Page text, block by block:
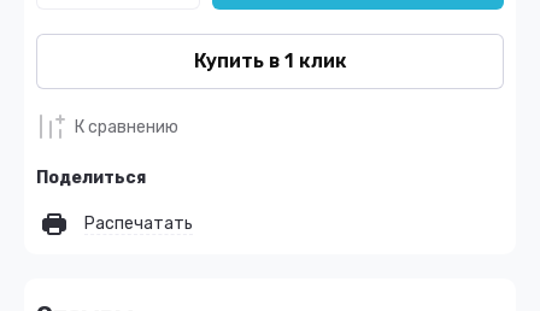
Купить в 1 клик
К сравнению
Поделиться
Распечатать